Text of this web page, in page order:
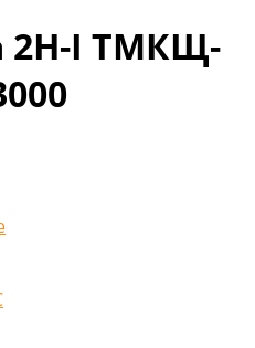
2Н-I ТМКЩ-